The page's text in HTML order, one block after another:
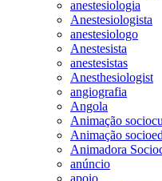
anestesiologia
Anestesiologista
anestesiologo
Anestesista
anestesistas
Anesthesiologist
angiografia
Angola
Animação
Animação
Animadora
anúncio
apoio